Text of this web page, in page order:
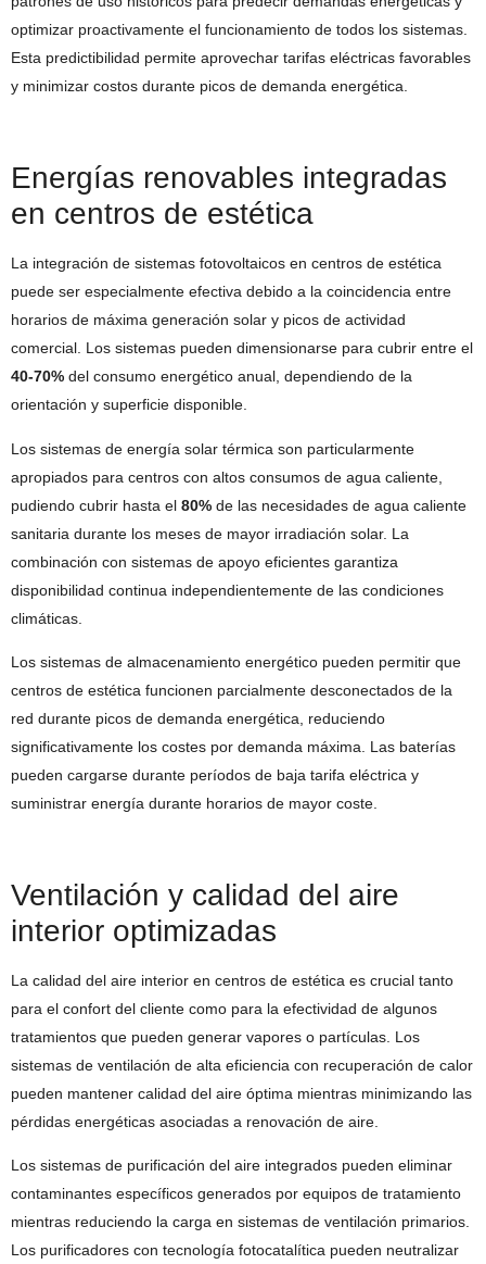
optimizar proactivamente el funcionamiento de todos los sistemas.
Esta predictibilidad permite aprovechar tarifas eléctricas favorables
y minimizar costos durante picos de demanda energética.
Energías renovables integradas
en centros de estética
La integración de sistemas fotovoltaicos en centros de estética
puede ser especialmente efectiva debido a la coincidencia entre
horarios de máxima generación solar y picos de actividad
comercial. Los sistemas pueden dimensionarse para cubrir entre el
40-70% del consumo energético anual, dependiendo de la
orientación y superficie disponible.
Los sistemas de energía solar térmica son particularmente
apropiados para centros con altos consumos de agua caliente,
pudiendo cubrir hasta el 80% de las necesidades de agua caliente
sanitaria durante los meses de mayor irradiación solar. La
combinación con sistemas de apoyo eficientes garantiza
disponibilidad continua independientemente de las condiciones
climáticas.
Los sistemas de almacenamiento energético pueden permitir que
centros de estética funcionen parcialmente desconectados de la
red durante picos de demanda energética, reduciendo
significativamente los costes por demanda máxima. Las baterías
pueden cargarse durante períodos de baja tarifa eléctrica y
suministrar energía durante horarios de mayor coste.
Ventilación y calidad del aire
interior optimizadas
La calidad del aire interior en centros de estética es crucial tanto
para el confort del cliente como para la efectividad de algunos
tratamientos que pueden generar vapores o partículas. Los
sistemas de ventilación de alta eficiencia con recuperación de calor
pueden mantener calidad del aire óptima mientras minimizando las
pérdidas energéticas asociadas a renovación de aire.
Los sistemas de purificación del aire integrados pueden eliminar
contaminantes específicos generados por equipos de tratamiento
mientras reduciendo la carga en sistemas de ventilación primarios.
Los purificadores con tecnología fotocatalítica pueden neutralizar